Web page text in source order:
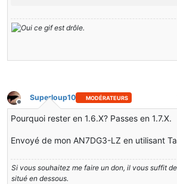
Hors-ligne
Superloup10 MODÉRATEURS
Pourquoi rester en 1.6.X? Passes en 1.7.X.
Envoyé de mon AN7DG3-LZ en utilisant
Si vous souhaitez me faire un don, il vous suffit
situé en dessous.